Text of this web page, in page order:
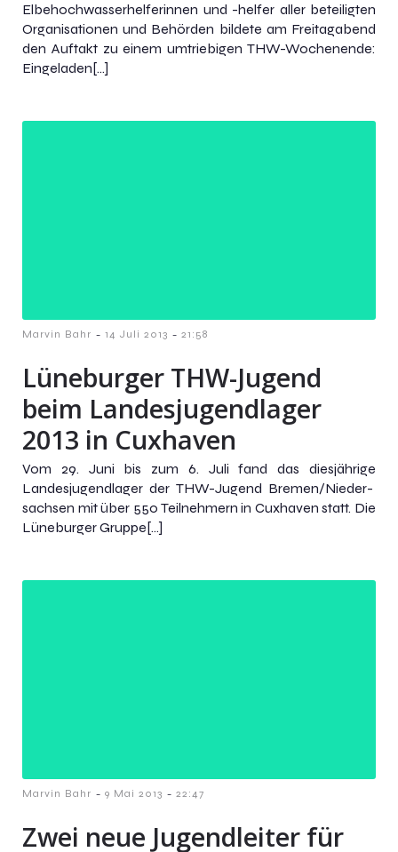
Elbehochwasserhelferinnen und -helfer aller beteiligten
Organisationen und Behörden bildete am Freitagabend
den Auftakt zu einem umtriebigen THW-Wochenende:
Eingeladen[…]
Marvin Bahr - 14 Juli 2013 - 21:58
Lüneburger THW-Jugend
beim Landesjugendlager
2013 in Cuxhaven
Vom 29. Juni bis zum 6. Juli fand das diesjährige
Landesjugendlager der THW-Jugend Bremen/Nieder-
sachsen mit über 550 Teilnehmern in Cuxhaven statt. Die
Lüneburger Gruppe[…]
Marvin Bahr - 9 Mai 2013 - 22:47
Zwei neue Jugendleiter für